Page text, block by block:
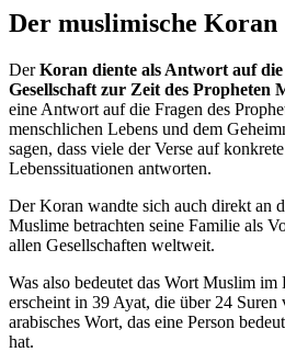
Der muslimische Koran
DerKoran diente als Antwort auf
Gesellschaft zur Zeit des Propheten
eine Antwort auf die Fragen des
menschlichen Lebens und dem
sagen, dass viele der Verse auf
Lebenssituationen antworten.
Der Koran wandte sich auch direkt an
Muslime betrachten seine Familie als
allen Gesellschaften weltweit.
Was also bedeutet das Wort Muslim
erscheint in 39 Ayat, die über 24 Suren
arabisches Wort, das eine Person
hat.